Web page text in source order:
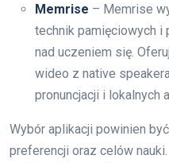
Memrise – Memrise
technik pamięciowych i
nad uczeniem się.
wideo z native
pronuncjacji i lokalnych
Wybór aplikacji powinien
preferencji oraz celów